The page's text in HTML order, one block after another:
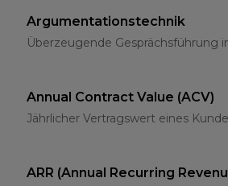
Argumentationstechnik
Überzeugende Gesprächsführung
Annual Contract Value (ACV)
Jährlicher Vertragswert eines
ARR (Annual Recurring